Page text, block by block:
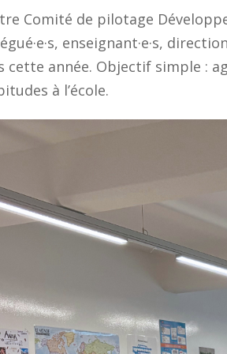
Comité de pilotage
enseignant·e·s,
cette année. Objectif simple :
à l’école.